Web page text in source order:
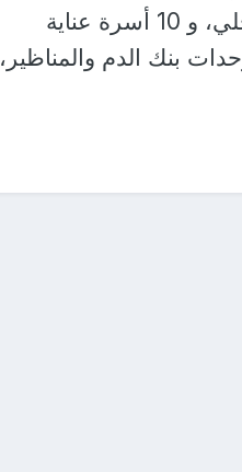
بطاقة استيعابية 131 سريرًا من ضمنهم 105 أسرة داخلي، و 10 أسرة عناية
إلى وحدات بنك الدم والمناظير،